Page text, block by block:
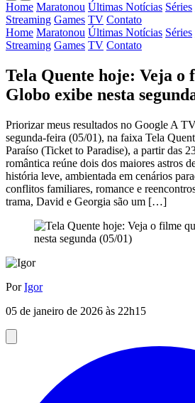
Home Maratonou Últimas Notícias Séries
Streaming Games TV Contato
Home Maratonou Últimas Notícias Séries
Streaming Games TV Contato
Tela Quente hoje: Veja o
Globo exibe nesta
Priorizar meus resultados no Google A
segunda-feira (05/01), na faixa Tela
Paraíso (Ticket to Paradise), a partir das
romântica reúne dois dos maiores astros
história leve, ambientada em cenários
conflitos familiares, romance e
trama, David e Georgia são um […]
PorIgor
05 de janeiro de 2026 às 22h15